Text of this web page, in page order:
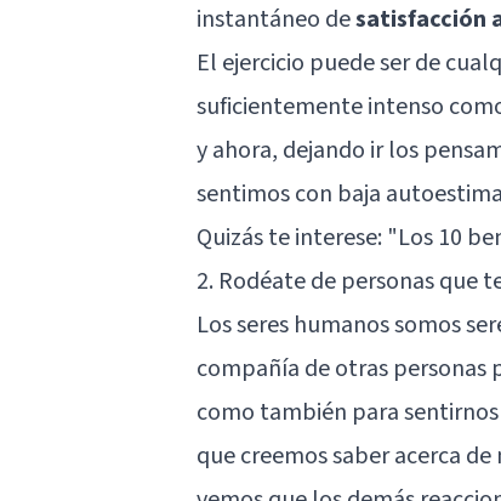
instantáneo desatisfacción
El ejercicio puede ser de
suficientemente intenso
y ahora, dejando ir los
sentimos con baja
Quizás te interese: "Los 10
2. Rodéate de personas que
Los seres humanos somos
compañía de otras personas
como también para
que creemos saber acerca